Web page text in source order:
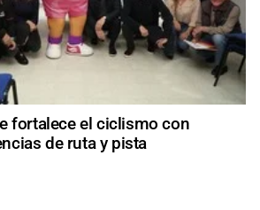
fortalece el ciclismo con
de ruta y pista